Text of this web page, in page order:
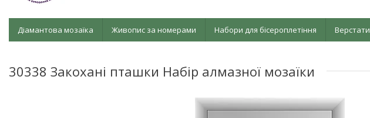
Діамантова мозаїка Живопис за номерами Набори для бісероплетіння Верстати
30338 Закохані пташки Набір алмазної мозаїки